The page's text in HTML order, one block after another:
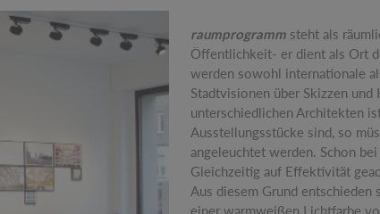
raumprogramm steht als
Öffentlichkeit- er dient als Ort
werden sowohl internationale
Stadtvisionen über Skizzen
unterschiedlichen Architekten
Ausstellungsstücke sind, so
angeleuchtet werden. Schon
Gleichzeitig auf Effektivität
Aus diesem Grund
einer warmweißen Lichtfarbe